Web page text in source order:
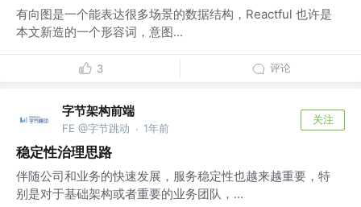
有向图是一个能表达很多场景的数据结构，Reactful 也许是
本文新造的一个形容词，意图...
3 评论
字节架构前端
FE @字节跳动 · 1年前
关注
稳定性治理思路
伴随公司和业务的快速发展，服务稳定性也越来越重要，特
别是对于基础架构或者重要的业务团队，...